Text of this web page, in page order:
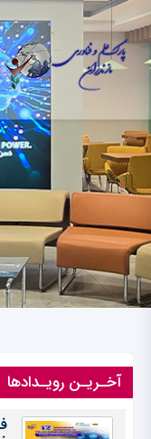
آخـریـن رویـدادها